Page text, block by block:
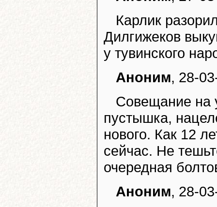
Карлик
Дилгижеков
у тувинского
Аноним, 28-
Совещание на
пустышка,
нового. Как 12
сейчас. Не
очередная
Аноним, 28-